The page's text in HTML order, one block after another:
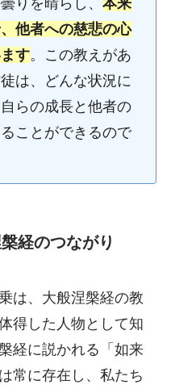
他者への慈悲の心
す。この教えがあ
は、どんな状況に
らの成長と他者の
ことができるので
経のつながり
は、大般涅槃経の教
得した人物として知
経に説かれる「如来
常に存在し、私たち